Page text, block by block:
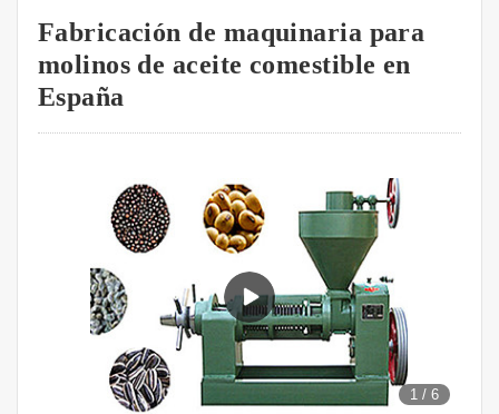
Fabricación de maquinaria para
molinos de aceite comestible en
España
1 /6